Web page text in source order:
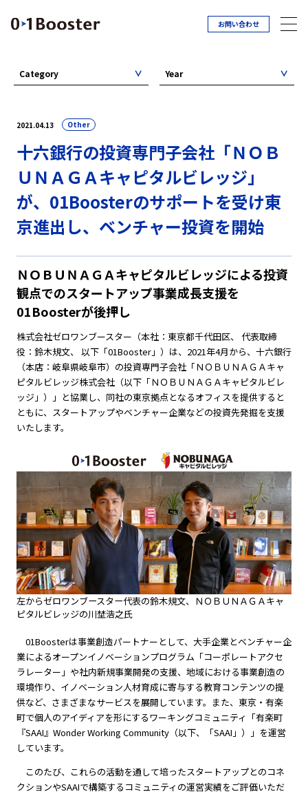
お問い合わせ
2021.04.13 Other
十六銀行の投資専門子会社「ＮＯＢ
ＵＮＡＧＡキャピタルビレッジ」
が、01Boosterのサポートを受け東
京進出し、ベンチャー投資を開始
ＮＯＢＵＮＡＧＡキャピタルビレッジによる投資
観点でのスタートアップ事業成長支援を
01Boosterが後押し
株式会社ゼロワンブースター（本社：東京都千代田区、 代表取締
役：鈴木規文、 以下「01Booster」）は、2021年4月から、十六銀行
（本店：岐阜県岐阜市）の投資専門子会社「ＮＯＢＵＮＡＧＡキャ
ピタルビレッジ株式会社（以下「ＮＯＢＵＮＡＧＡキャピタルビレ
ッジ」）」と協業し、同社の東京拠点となるオフィスを提供すると
ともに、スタートアップやベンチャー企業などの投資先発掘を支援
いたします。
左からゼロワンブースター代表の鈴木規文、ＮＯＢＵＮＡＧＡキャ
ピタルビレッジの川埜浩之氏
01Boosterは事業創造パートナーとして、大手企業とベンチャー企
業によるオープンイノベーションプログラム「コーポレートアクセ
ラレーター」や社内新規事業開発の支援、地域における事業創造の
環境作り、イノベーション人材育成に寄与する教育コンテンツの提
供など、さまざまなサービスを展開しています。また、東京・有楽
町で個人のアイディアを形にするワーキングコミュニティ「有楽町
『SAAI』Wonder Working Community（以下、「SAAI」）」を運営
しています。
このたび、これらの活動を通して培ったスタートアップとのコネ
クションやSAAIで構築するコミュニティの運営実績をご評価いただ
Category Year